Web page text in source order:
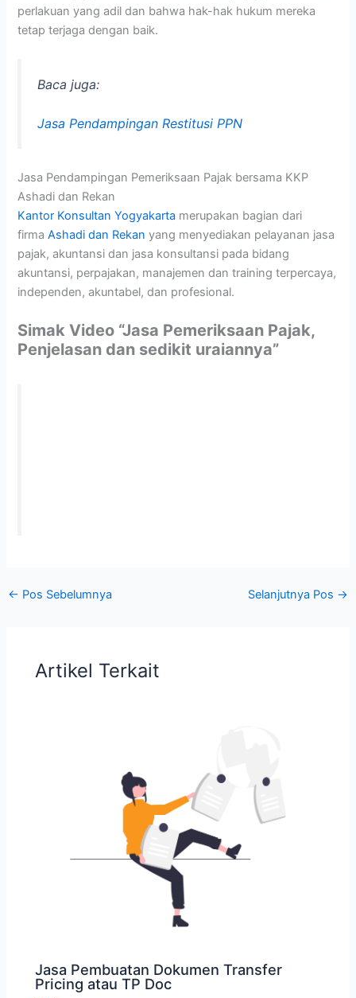
perlakuan yang adil dan bahwa hak-hak hukum mereka
tetap terjaga dengan baik.
Baca juga:
Jasa Pendampingan Restitusi PPN
Jasa Pendampingan Pemeriksaan Pajak bersama KKP
Ashadi dan Rekan
Kantor Konsultan Yogyakarta merupakan bagian dari
firmaAshadi dan Rekan yang menyediakan pelayanan jasa
pajak, akuntansi dan jasa konsultansi pada bidang
akuntansi, perpajakan, manajemen dan training terpercaya,
independen, akuntabel, dan profesional.
Simak Video “Jasa Pemeriksaan Pajak,
Penjelasan dan sedikit uraiannya”
← Pos Sebelumnya Selanjutnya Pos →
Artikel Terkait
Jasa Pembuatan Dokumen Transfer
Pricing atau TP Doc